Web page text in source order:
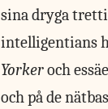
sina dryga
intelligentians
Yorkeroch
och på de